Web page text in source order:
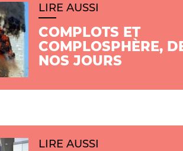
LIRE AUSSI
COMPLOTS ET
COMPLOSPHÈRE,
NOS JOURS
LIRE AUSSI